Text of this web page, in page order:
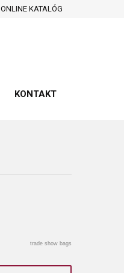
ONLINE KATALÓG
KONTAKT
trade show bags